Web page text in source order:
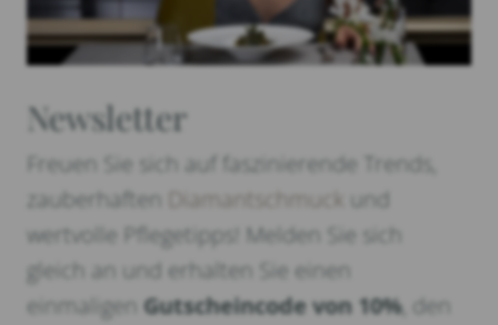
Newsletter
Freuen Sie sich auf faszinierende Trends,
zauberhaften
Diamantschmuck
und
wertvolle Pflegetipps! Melden Sie sich
gleich an und erhalten Sie einen
einmaligen Gutscheincode von 10%, den